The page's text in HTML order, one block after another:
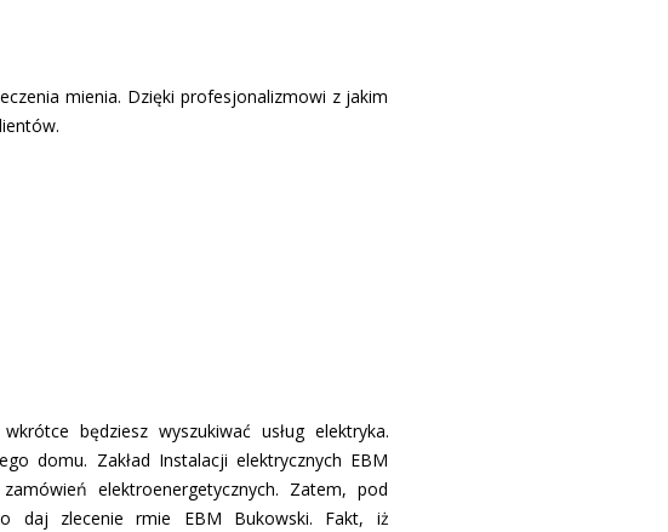
mienia. Dzięki profesjonalizmowi z jakim
będziesz wyszukiwać usług elektryka.
domu. Zakład Instalacji elektrycznych EBM
elektroenergetycznych. Zatem, pod
daj zlecenie firmie EBM Bukowski. Fakt, iż